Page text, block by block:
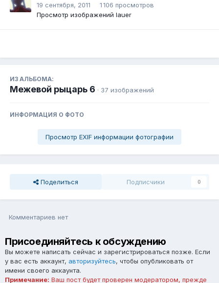
19 сентября, 2011
1 106 просмотров
Просмотр изображений lauer
ИЗ АЛЬБОМА:
Межевой рыцарь 6 · 37 изображений
ИНФОРМАЦИЯ О ФОТО
Просмотр EXIF информации фотографии
Поделиться Подписчики 0
Комментариев нет
Присоединяйтесь к обсуждению
Вы можете написать сейчас и зарегистрироваться позже. Если
у вас есть аккаунт, авторизуйтесь, чтобы опубликовать от
имени своего аккаунта.
Примечание: Ваш пост будет проверен модератором, прежде